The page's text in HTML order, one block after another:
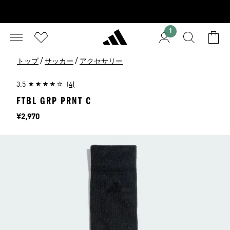
1
トップ / サッカー / アクセサリー
3.5 (4)
FTBL GRP PRNT C
価格
¥2,970